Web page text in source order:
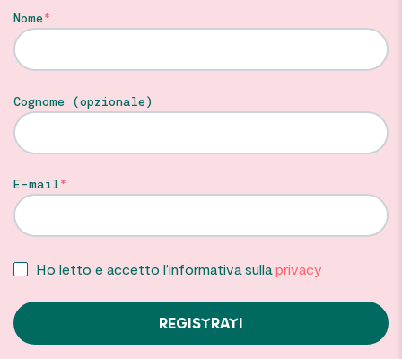
Nome
Cognome (opzionale)
E-mail
Ho letto e accetto l’informativa sulla privacy